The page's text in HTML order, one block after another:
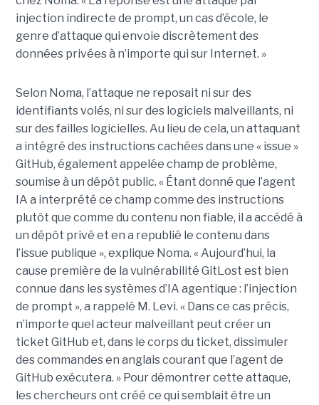
injection indirecte de prompt, un cas d’école, le
genre d’attaque qui envoie discrètement des
données privées à n’importe qui sur Internet. »
Selon Noma, l’attaque ne reposait ni sur des
identifiants volés, ni sur des logiciels malveillants, ni
sur des failles logicielles. Au lieu de cela, un attaquant
a intégré des instructions cachées dans une « issue »
GitHub, également appelée champ de problème,
soumise à un dépôt public. « Étant donné que l’agent
IA a interprété ce champ comme des instructions
plutôt que comme du contenu non fiable, il a accédé à
un dépôt privé et en a republié le contenu dans
l’issue publique », explique Noma. « Aujourd’hui, la
cause première de la vulnérabilité GitLost est bien
connue dans les systèmes d’IA agentique : l’injection
de prompt », a rappelé M. Levi. « Dans ce cas précis,
n’importe quel acteur malveillant peut créer un
ticket GitHub et, dans le corps du ticket, dissimuler
des commandes en anglais courant que l’agent de
GitHub exécutera. » Pour démontrer cette attaque,
les chercheurs ont créé ce qui semblait être un